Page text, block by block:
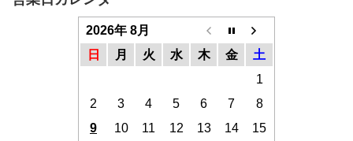
2026年 8月
日
月 火 水 木 金
土
1
2
3 4 5 6 7
8
9
10 11 12 13 14
15